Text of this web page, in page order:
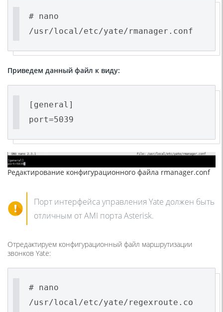
# nano
/usr/local/etc/yate/rmanager.conf
Приведем данный файл к виду:
[general]
port=5039
Редактирование конфигурационного файла rmanager.conf
Порт интерфейса управления Yate должен быть
отличным от AMI порта Asterisk.
Отредактируем конфигурационный файл маршрутизации
звонков Yate:
# nano
/usr/local/etc/yate/regexroute.co